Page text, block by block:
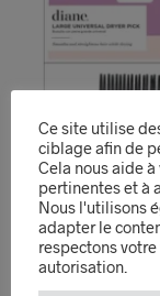
Ce site utilise
ciblage afin de
Cela nous aide
pertinentes et à
Nous l'utilisons
adapter le
respectons
autorisation.